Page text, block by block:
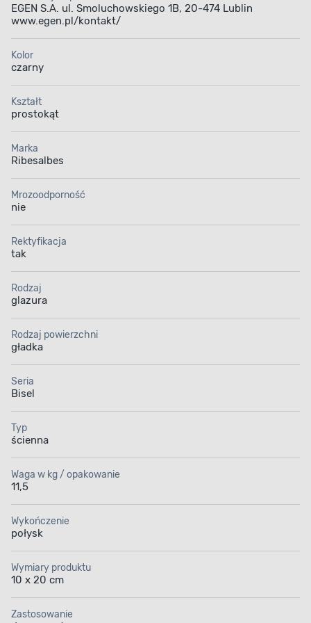
WYKOŃCZENIE W POŁYSKU
Subtelne rozświetlenie
przestrzeni
Spraw, aby pomieszczenie stało się optycznie
większe i bardziej przestronne. Płytka dekor
o odpowiedni odbiór wizualny pomieszczenia.
EGEN S.A. ul. Smoluchowskiego 1B, 20-474 Lublin
www.egen.pl/kontakt/
Kolor
czarny
Kształt
prostokąt
Marka
Ribesalbes
Mrozoodporność
nie
Rektyfikacja
tak
Rodzaj
glazura
Rodzaj powierzchni
gładka
Seria
Bisel
Typ
ścienna
Waga w kg / opakowanie
11,5
Wykończenie
połysk
Wymiary produktu
10 x 20 cm
Zastosowanie